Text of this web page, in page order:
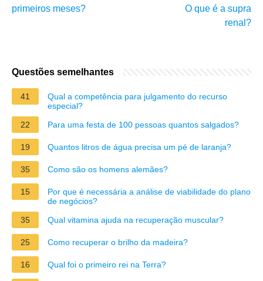
primeiros meses?
O que é a supra
renal?
Questões semelhantes
41
Qual a competência para julgamento do recurso
especial?
22
Para uma festa de 100 pessoas quantos salgados?
19 Quantos litros de água precisa um pé de laranja?
35 Como são os homens alemães?
15
Por que é necessária a análise de viabilidade do plano
de negócios?
35
Qual vitamina ajuda na recuperação muscular?
25 Como recuperar o brilho da madeira?
16 Qual foi o primeiro rei na Terra?